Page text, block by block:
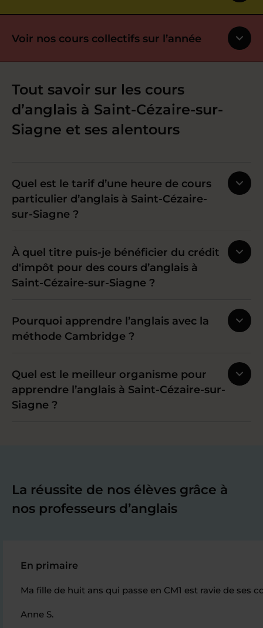
Voir nos cours collectifs sur l’année
Tout savoir sur les cours
d’anglais à Saint-Cézaire-sur-
Siagne et ses alentours
Quel est le tarif d’une heure de cours
particulier d’anglais à Saint-Cézaire-
sur-Siagne ?
À quel titre puis-je bénéficier du crédit
d'impôt pour des cours d’anglais à
Saint-Cézaire-sur-Siagne ?
Pourquoi apprendre l’anglais avec la
méthode Cambridge ?
Quel est le meilleur organisme pour
apprendre l’anglais à Saint-Cézaire-sur-
Siagne ?
La réussite de nos élèves grâce à
nos professeurs d’anglais
En primaire
Ma fille de huit ans qui passe en CM1 est ravie de
Anne S.